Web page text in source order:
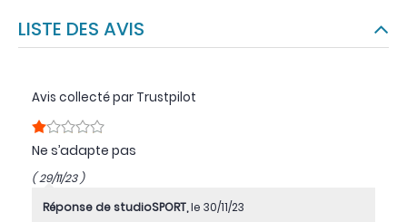
LISTE DES AVIS
Avis collecté par Trustpilot
Ne s’adapte pas
( 29/11/23 )
Réponse de studioSPORT,le 30/11/23